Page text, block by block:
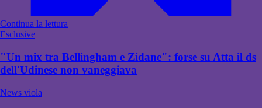
Continua la lettura
Esclusive
"Un mix tra Bellingham e Zidane": forse su Atta il ds
dell'Udinese non vaneggiava
News viola